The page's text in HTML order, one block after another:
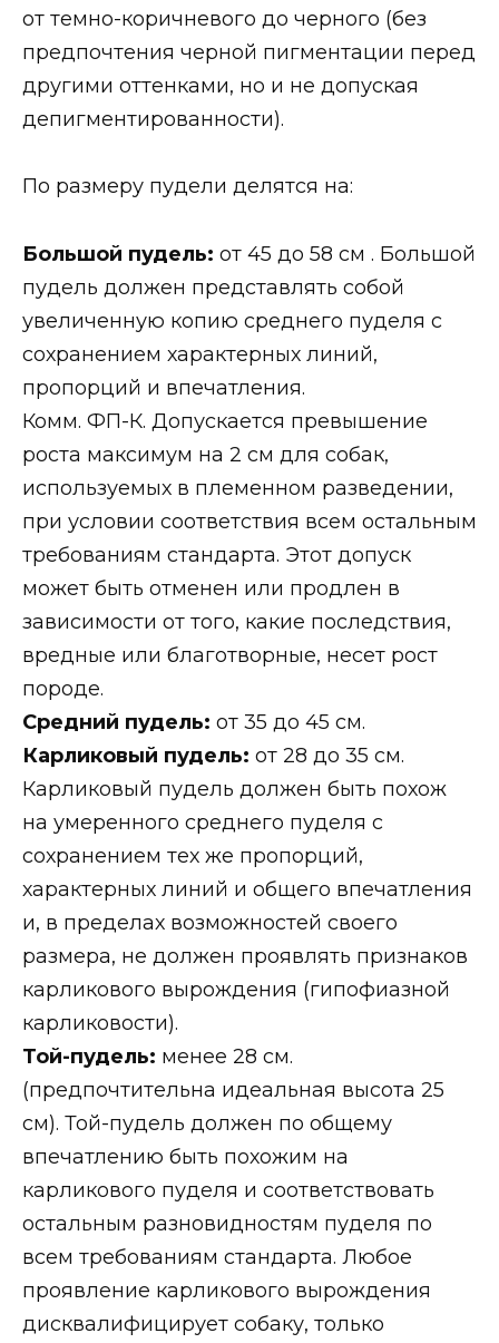
от темно-коричневого до черного (без
предпочтения черной пигментации перед
другими оттенками, но и не допуская
депигментированности).
По размеру пудели делятся на:
Большой пудель: от 45 до 58 см . Большой
пудель должен представлять собой
увеличенную копию среднего пуделя с
сохранением характерных линий,
пропорций и впечатления.
Комм. ФП-К. Допускается превышение
роста максимум на 2 см для собак,
используемых в племенном разведении,
при условии соответствия всем остальным
требованиям стандарта. Этот допуск
может быть отменен или продлен в
зависимости от того, какие последствия,
вредные или благотворные, несет рост
породе.
Средний пудель: от 35 до 45 см.
Карликовый пудель: от 28 до 35 см.
Карликовый пудель должен быть похож
на умеренного среднего пуделя с
сохранением тех же пропорций,
характерных линий и общего впечатления
и, в пределах возможностей своего
размера, не должен проявлять признаков
карликового вырождения (гипофиазной
карликовости).
Той-пудель: менее 28 см.
(предпочтительна идеальная высота 25
см). Той-пудель должен по общему
впечатлению быть похожим на
карликового пуделя и соответствовать
остальным разновидностям пуделя по
всем требованиям стандарта. Любое
проявление карликового вырождения
дисквалифицирует собаку, только